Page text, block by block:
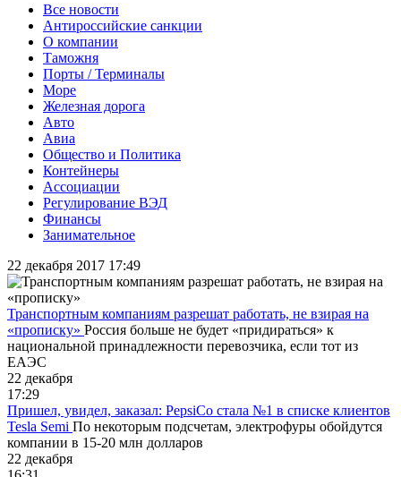
Все новости
Антироссийские санкции
О компании
Таможня
Порты / Терминалы
Море
Железная дорога
Авто
Авиа
Общество и Политика
Контейнеры
Ассоциации
Регулирование ВЭД
Финансы
Занимательное
22 декабря 2017 17:49
Транспортным компаниям разрешат работать, не взирая на
«прописку» Россия больше не будет «придираться» к
национальной принадлежности перевозчика, если тот из
ЕАЭС
22 декабря
17:29
Пришел, увидел, заказал: PepsiCo стала №1 в списке клиентов
Tesla Semi По некоторым подсчетам, электрофуры обойдутся
компании в 15-20 млн долларов
22 декабря